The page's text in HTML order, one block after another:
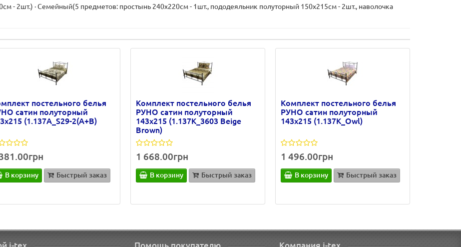
- 2шт.) · Семейный(5 предметов: простынь 240х220см - 1шт., пододеяльник полуторный 150х215см - 2шт., наволочка
постельного белья
сатин полуторный
(1.137А_S29-2(A+B)
В корзину Быстрый заказ
Комплект постельного белья
РУНО сатин полуторный
143х215 (1.137К_3603 Beige
Brown)
1 668.00грн
В корзину Быстрый заказ
Комплект постельного белья
РУНО сатин полуторный
143х215 (1.137К_Owl)
1 496.00грн
В корзину Быстрый заказ